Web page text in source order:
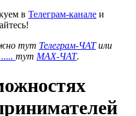
в Телеграм-канале и
тут Телеграм-ЧАТили
тут MAX-ЧАТ.